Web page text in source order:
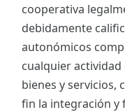
cooperativa
debidamente
autonómicos
cualquier
bienes y servicios,
fin la integración y